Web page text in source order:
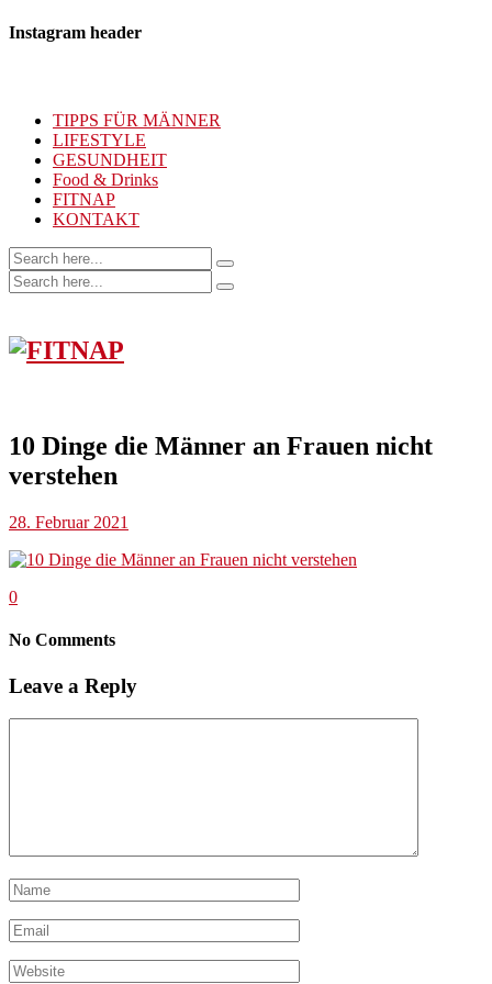
Instagram header
TIPPS FÜR MÄNNER
LIFESTYLE
GESUNDHEIT
Food & Drinks
FITNAP
KONTAKT
10 Dinge die Männer an Frauen nicht
verstehen
28. Februar 2021
0
No Comments
Leave a Reply